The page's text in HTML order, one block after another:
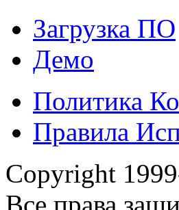
Загрузка ПО
Демо
Политика
Правила
Copyright
Все права